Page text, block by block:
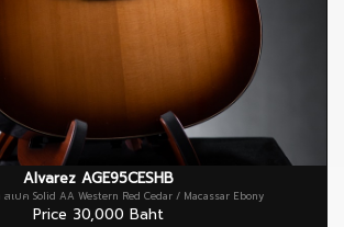
Alvarez AGE95CESHB
สเปค Solid AA Western Red Cedar / Macassar Ebony
Price 30,000 Baht